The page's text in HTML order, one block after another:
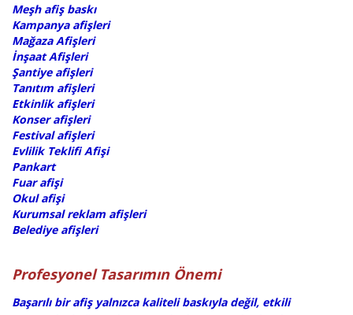
Meşh afiş baskı
Kampanya afişleri
Mağaza Afişleri
İnşaat Afişleri
Şantiye afişleri
Tanıtım afişleri
Etkinlik afişleri
Konser afişleri
Festival afişleri
Evlilik Teklifi Afişi
Pankart
Fuar afişi
Okul afişi
Kurumsal reklam afişleri
Belediye afişleri
​​Profesyonel Tasarımın Önemi
Başarılı bir afiş yalnızca kaliteli baskıyla değil, etkili